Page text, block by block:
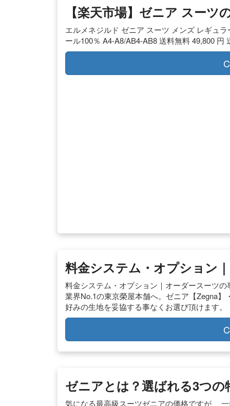
【楽天市場】ゼニア スーツ
エルメネジルド ゼニア スーツ メンズ レギュ
ール100％ A4-A8/AB4-AB8 送料無料 49,800 円
料金システム・オプション
料金システム・オプション｜オーダースーツ
業界No.1の東京榮屋本舗へ。ゼニア【Zegna
好みの生地を妥協する事なくお選び頂けます。
ゼニアとは？選ばれる3つ
気になる最高級スーツゼニアの価格ですが、